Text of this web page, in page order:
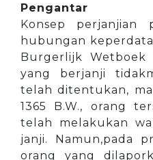
Pengantar
Konsep perjanjian
hubungan
Burgerlijk Wetboek
yang berjanji
telah ditentukan,
1365 B.W., orang
telah melakukan
janji. Namun,pada
orang yang